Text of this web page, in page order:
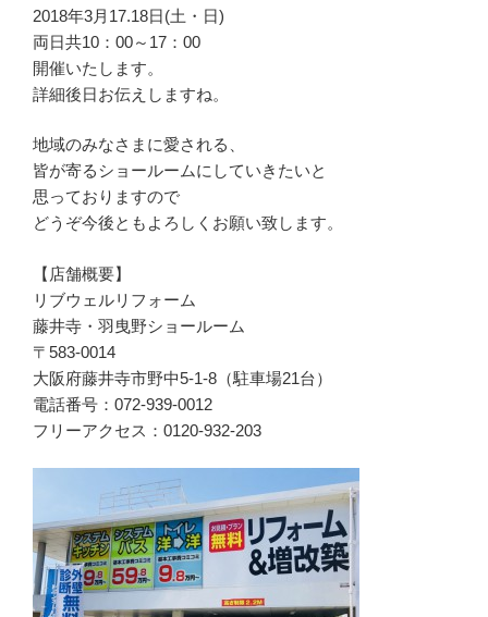
2018年3月17.18日(土・日)
両日共10：00～17：00
開催いたします。
詳細後日お伝えしますね。
地域のみなさまに愛される、
皆が寄るショールームにしていきたいと
思っておりますので
どうぞ今後ともよろしくお願い致します。
【店舗概要】
リブウェルリフォーム
藤井寺・羽曳野ショールーム
〒583-0014
大阪府藤井寺市野中5-1-8（駐車場21台）
電話番号：072-939-0012
フリーアクセス：0120-932-203